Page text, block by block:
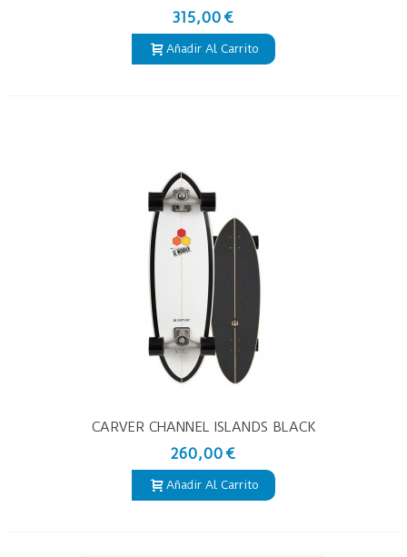
315,00 €
Añadir Al Carrito
CARVER CHANNEL ISLANDS BLACK
BEAUTY 31.75"
260,00 €
Añadir Al Carrito